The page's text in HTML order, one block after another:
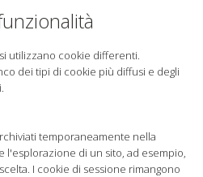
utilizzano cookie differenti.
dei tipi di cookie più diffusi e degli
temporaneamente nella
di un sito, ad esempio,
I cookie di sessione rimangono